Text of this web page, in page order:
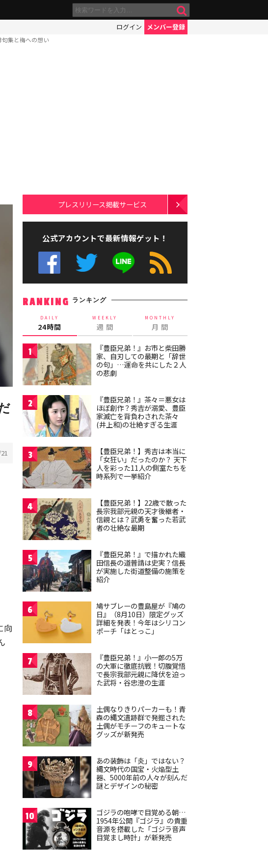
ログイン メンバー登録
集と梅への想い
向
プレスリリース掲載サービス
公式アカウントで最新情報ゲット！
RANKING ランキング
DAILY
24時間
WEEKLY
週 間
MONTHLY
月 間
1
『豊臣兄弟！』お市と柴田勝
家、自刃しての最期と「辞世
の句」…運命を共にした２人
の悲劇
2
『豊臣兄弟！』茶々＝悪女は
ほぼ創作？秀吉が溺愛、豊臣
家滅亡を背負わされた茶々
(井上和)の壮絶すぎる生涯
3
【豊臣兄弟！】秀吉は本当に
「女狂い」だったのか？ 天下
人を彩った11人の側室たちを
時系列で一挙紹介
4
【豊臣兄弟！】22歳で散った
長宗我部元親の天才後継者・
信親とは？武勇を奮った若武
者の壮絶な最期
5
『豊臣兄弟！』で描かれた織
田信長の道普請は史実？信長
が実施した街道整備の施策を
紹介
6
鳩サブレーの豊島屋が『鳩の
日』（8月10日）限定グッズ
詳細を発表！今年はシリコン
ポーチ「はとっこ」
7
『豊臣兄弟！』小一郎の5万
の大軍に徹底抗戦！切腹覚悟
で長宗我部元親に降伏を迫っ
た武将・谷忠澄の生涯
8
土偶なりきりパーカーも！青
森の縄文遺跡群で発掘された
土偶がモチーフのキュートな
グッズが新発売
9
あの装飾は「炎」ではない？
縄文時代の国宝・火焔型土
器、5000年前の人々が刻んだ
謎とデザインの秘密
10
ゴジラの咆哮で目覚める朝…
1954年公開『ゴジラ』の貴重
音源を搭載した「ゴジラ音声
目覚まし時計」が新発売